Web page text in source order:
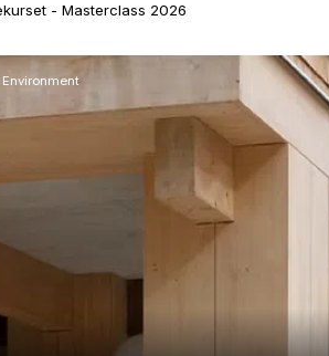
- Masterclass 2026